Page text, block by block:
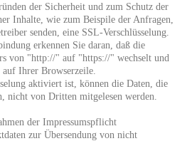
der Sicherheit und zum Schutz der
Inhalte, wie zum Beispile der Anfragen,
senden, eine SSL-Verschlüsselung.
erkennen Sie daran, daß die
von "http://" auf "https://" wechselt und
Ihrer Browserzeile.
aktiviert ist, können die Daten, die
nicht von Dritten mitgelesen werden.
der Impressumspflicht
zur Übersendung von nicht